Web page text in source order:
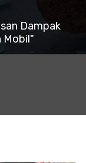
Dampak
Mobil"